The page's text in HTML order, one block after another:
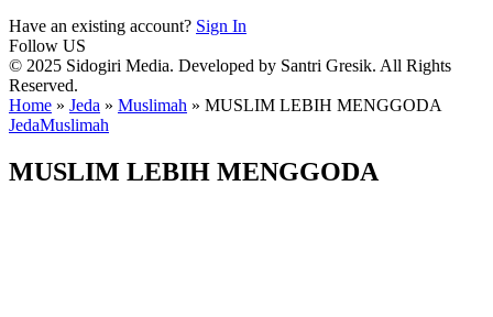
Have an existing account? Sign In
Follow US
© 2025 Sidogiri Media. Developed by Santri Gresik. All Rights
Reserved.
Home » Jeda » Muslimah » MUSLIM LEBIH MENGGODA
JedaMuslimah
MUSLIM LEBIH MENGGODA